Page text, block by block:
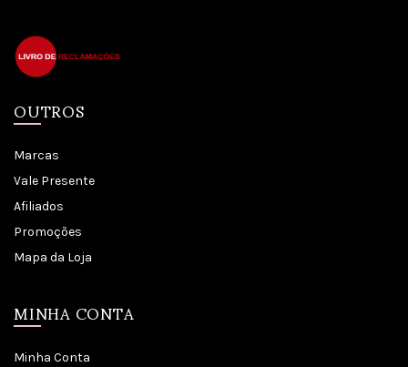
OUTROS
Marcas
Vale Presente
Afiliados
Promoções
Mapa da Loja
MINHA CONTA
Minha Conta